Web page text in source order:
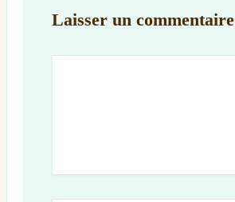
Laisser un commentaire